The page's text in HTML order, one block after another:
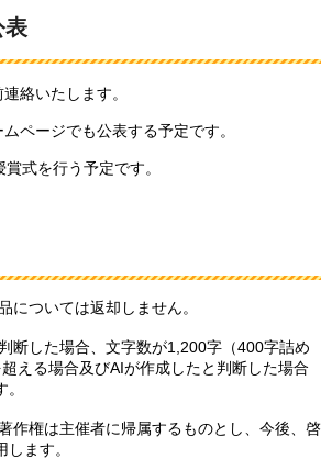
表
絡いたします。
ページでも公表する予定です。
式を行う予定です。
については返却しません。
断した場合、文字数が1,200字（400字詰め
える場合及びAIが作成したと判断した場合
作権は主催者に帰属するものとし、今後、啓
ます。